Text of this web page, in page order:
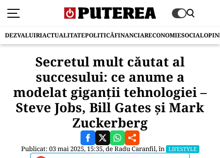
DEZVALUIRIACTUALITATEPOLITICĂFINANCIARECONOMIESOCIAL
Secretul mult căutat al
succesului: ce anume a
modelat giganții tehnologiei –
Steve Jobs, Bill Gates și Mark
Zuckerberg
Publicat: 03 mai 2025, 15:35, deRadu Caranfil, în LIFESTYLE